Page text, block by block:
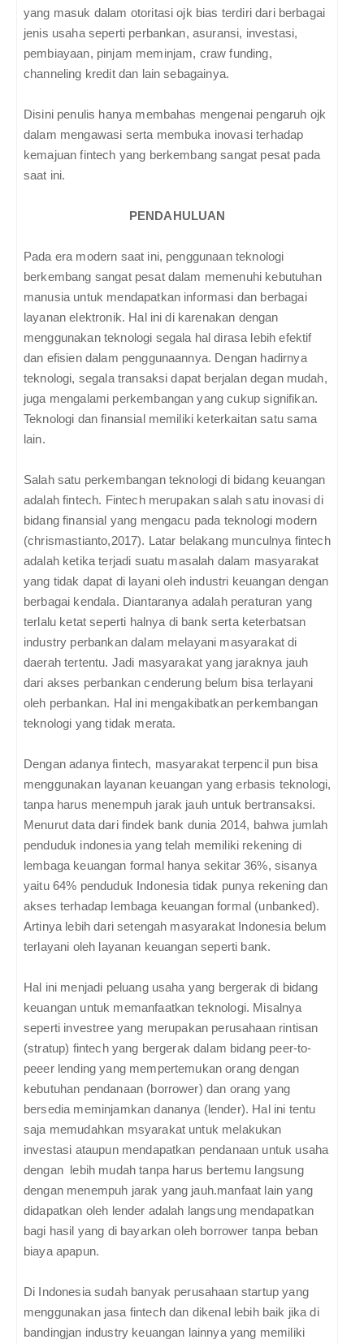
yang masuk dalam otoritasi ojk bias terdiri dari berbagai
jenis usaha seperti perbankan, asuransi, investasi,
pembiayaan, pinjam meminjam, craw funding,
channeling kredit dan lain sebagainya.
Disini penulis hanya membahas mengenai pengaruh ojk
dalam mengawasi serta membuka inovasi terhadap
kemajuan fintech yang berkembang sangat pesat pada
saat ini.
PENDAHULUAN
Pada era modern saat ini, penggunaan teknologi
berkembang sangat pesat dalam memenuhi kebutuhan
manusia untuk mendapatkan informasi dan berbagai
layanan elektronik. Hal ini di karenakan dengan
menggunakan teknologi segala hal dirasa lebih efektif
dan efisien dalam penggunaannya. Dengan hadirnya
teknologi, segala transaksi dapat berjalan degan mudah,
juga mengalami perkembangan yang cukup signifikan.
Teknologi dan finansial memiliki keterkaitan satu sama
lain.
Salah satu perkembangan teknologi di bidang keuangan
adalah fintech. Fintech merupakan salah satu inovasi di
bidang finansial yang mengacu pada teknologi modern
(chrismastianto,2017). Latar belakang munculnya fintech
adalah ketika terjadi suatu masalah dalam masyarakat
yang tidak dapat di layani oleh industri keuangan dengan
berbagai kendala. Diantaranya adalah peraturan yang
terlalu ketat seperti halnya di bank serta keterbatsan
industry perbankan dalam melayani masyarakat di
daerah tertentu. Jadi masyarakat yang jaraknya jauh
dari akses perbankan cenderung belum bisa terlayani
oleh perbankan. Hal ini mengakibatkan perkembangan
teknologi yang tidak merata.
Dengan adanya fintech, masyarakat terpencil pun bisa
menggunakan layanan keuangan yang erbasis teknologi,
tanpa harus menempuh jarak jauh untuk bertransaksi.
Menurut data dari findek bank dunia 2014, bahwa jumlah
penduduk indonesia yang telah memiliki rekening di
lembaga keuangan formal hanya sekitar 36%, sisanya
yaitu 64% penduduk Indonesia tidak punya rekening dan
akses terhadap lembaga keuangan formal (unbanked).
Artinya lebih dari setengah masyarakat Indonesia belum
terlayani oleh layanan keuangan seperti bank.
Hal ini menjadi peluang usaha yang bergerak di bidang
keuangan untuk memanfaatkan teknologi. Misalnya
seperti investree yang merupakan perusahaan rintisan
(stratup) fintech yang bergerak dalam bidang peer-to-
peeer lending yang mempertemukan orang dengan
kebutuhan pendanaan (borrower) dan orang yang
bersedia meminjamkan dananya (lender). Hal ini tentu
saja memudahkan msyarakat untuk melakukan
investasi ataupun mendapatkan pendanaan untuk usaha
dengan lebih mudah tanpa harus bertemu langsung
dengan menempuh jarak yang jauh.manfaat lain yang
didapatkan oleh lender adalah langsung mendapatkan
bagi hasil yang di bayarkan oleh borrower tanpa beban
biaya apapun.
Di Indonesia sudah banyak perusahaan startup yang
menggunakan jasa fintech dan dikenal lebih baik jika di
bandingjan industry keuangan lainnya yang memiliki